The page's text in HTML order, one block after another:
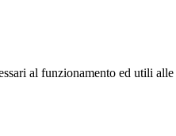
al funzionamento ed utili